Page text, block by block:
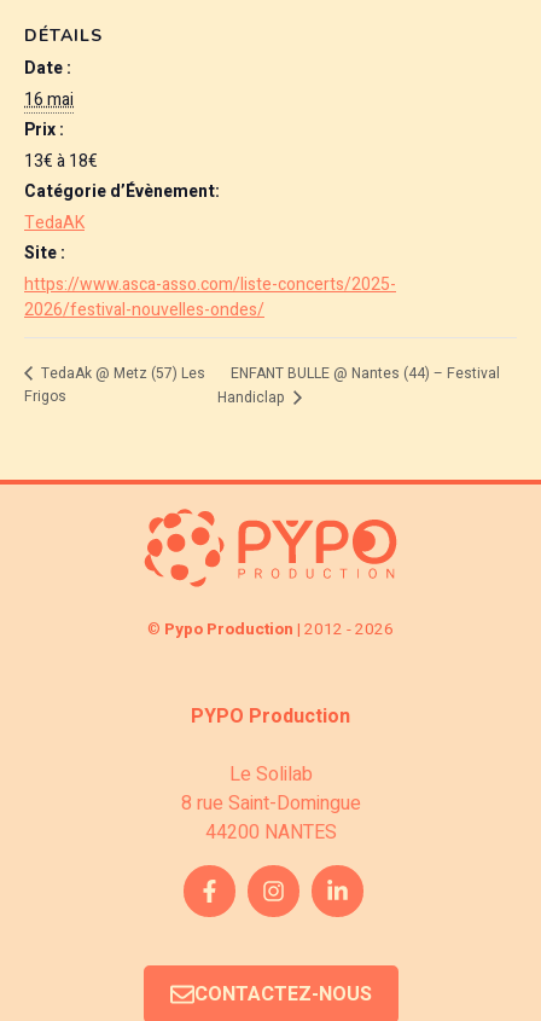
DÉTAILS
Date :
16 mai
Prix :
13€ à 18€
Catégorie d’Évènement:
TedaAK
Site :
https://www.asca-asso.com/liste-concerts/2025-
2026/festival-nouvelles-ondes/
TedaAk @ Metz (57) Les
Frigos
ENFANT BULLE @ Nantes (44) – Festival
Handiclap
© Pypo Production | 2012 - 2026
PYPO Production
Le Solilab
8 rue Saint-Domingue
44200 NANTES
CONTACTEZ-NOUS